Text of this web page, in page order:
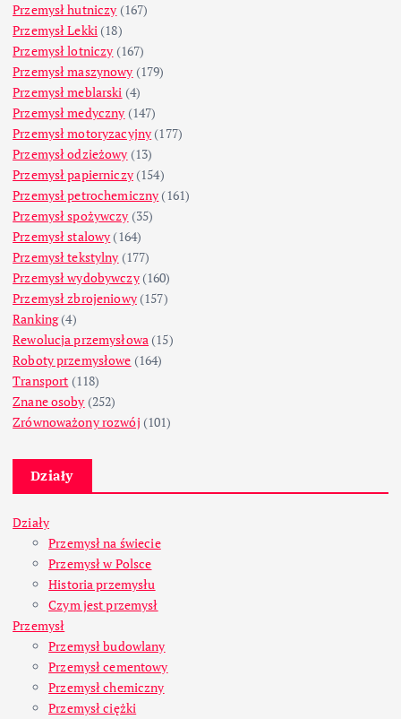
Przemysł hutniczy (167)
Przemysł Lekki (18)
Przemysł lotniczy (167)
Przemysł maszynowy (179)
Przemysł meblarski (4)
Przemysł medyczny (147)
Przemysł motoryzacyjny (177)
Przemysł odzieżowy (13)
Przemysł papierniczy(154)
Przemysł petrochemiczny (161)
Przemysł spożywczy (35)
Przemysł stalowy (164)
Przemysł tekstylny (177)
Przemysł wydobywczy(160)
Przemysł zbrojeniowy(157)
Ranking(4)
Rewolucja przemysłowa (15)
Roboty przemysłowe (164)
Transport (118)
Znane osoby (252)
Zrównoważony rozwój (101)
Działy
Działy
Przemysł na świecie
Przemysł w Polsce
Historia przemysłu
Czym jest przemysł
Przemysł
Przemysł budowlany
Przemysł cementowy
Przemysł chemiczny
Przemysł ciężki